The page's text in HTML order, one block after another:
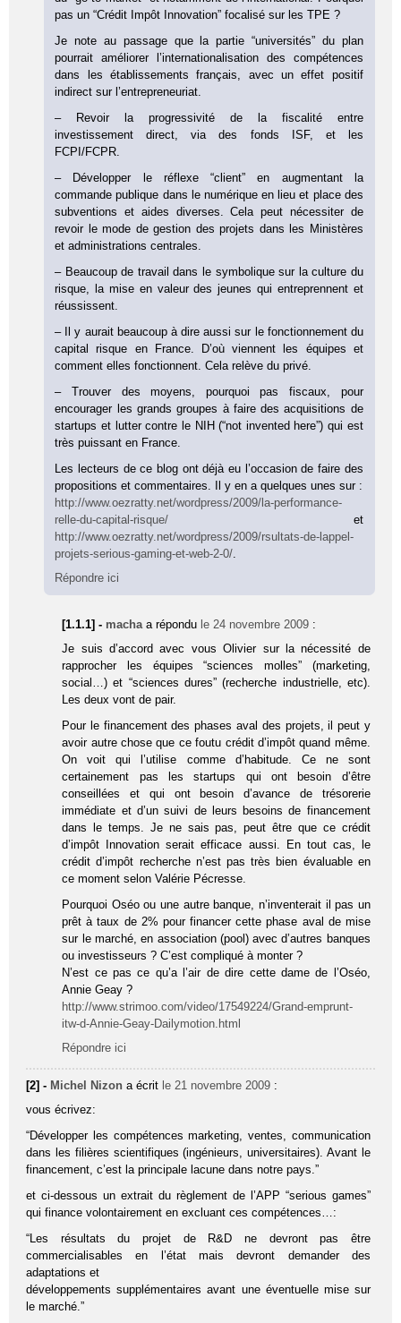
pas un “Crédit Impôt Innovation” focalisé sur les TPE ?
Je note au passage que la partie “universités” du plan
pourrait améliorer l’internationalisation des compétences
dans les établissements français, avec un effet positif
indirect sur l’entrepreneuriat.
– Revoir la progressivité de la fiscalité entre
investissement direct, via des fonds ISF, et les
FCPI/FCPR.
– Développer le réflexe “client” en augmentant la
commande publique dans le numérique en lieu et place des
subventions et aides diverses. Cela peut nécessiter de
revoir le mode de gestion des projets dans les Ministères
et administrations centrales.
– Beaucoup de travail dans le symbolique sur la culture du
risque, la mise en valeur des jeunes qui entreprennent et
réussissent.
– Il y aurait beaucoup à dire aussi sur le fonctionnement du
capital risque en France. D’où viennent les équipes et
comment elles fonctionnent. Cela relève du privé.
– Trouver des moyens, pourquoi pas fiscaux, pour
encourager les grands groupes à faire des acquisitions de
startups et lutter contre le NIH (“not invented here”) qui est
très puissant en France.
Les lecteurs de ce blog ont déjà eu l’occasion de faire des
propositions et commentaires. Il y en a quelques unes sur :
http://www.oezratty.net/wordpress/2009/la-performance-
relle-du-capital-risque/ et
http://www.oezratty.net/wordpress/2009/rsultats-de-lappel-
projets-serious-gaming-et-web-2-0/.
Répondre ici
[1.1.1] - macha a répondu le 24 novembre 2009 :
Je suis d’accord avec vous Olivier sur la nécessité de
rapprocher les équipes “sciences molles” (marketing,
social…) et “sciences dures” (recherche industrielle, etc).
Les deux vont de pair.
Pour le financement des phases aval des projets, il peut y
avoir autre chose que ce foutu crédit d’impôt quand même.
On voit qui l’utilise comme d’habitude. Ce ne sont
certainement pas les startups qui ont besoin d’être
conseillées et qui ont besoin d’avance de trésorerie
immédiate et d’un suivi de leurs besoins de financement
dans le temps. Je ne sais pas, peut être que ce crédit
d’impôt Innovation serait efficace aussi. En tout cas, le
crédit d’impôt recherche n’est pas très bien évaluable en
ce moment selon Valérie Pécresse.
Pourquoi Oséo ou une autre banque, n’inventerait il pas un
prêt à taux de 2% pour financer cette phase aval de mise
sur le marché, en association (pool) avec d’autres banques
ou investisseurs ? C’est compliqué à monter ?
N’est ce pas ce qu’a l’air de dire cette dame de l’Oséo,
Annie Geay ?
http://www.strimoo.com/video/17549224/Grand-emprunt-
itw-d-Annie-Geay-Dailymotion.html
Répondre ici
[2] - Michel Nizon a écrit le 21 novembre 2009 :
vous écrivez:
“Développer les compétences marketing, ventes, communication
dans les filières scientifiques (ingénieurs, universitaires). Avant le
financement, c’est la principale lacune dans notre pays.”
et ci-dessous un extrait du règlement de l’APP “serious games”
qui finance volontairement en excluant ces compétences…:
“Les résultats du projet de R&D ne devront pas être
commercialisables en l’état mais devront demander des
adaptations et
développements supplémentaires avant une éventuelle mise sur
le marché.”